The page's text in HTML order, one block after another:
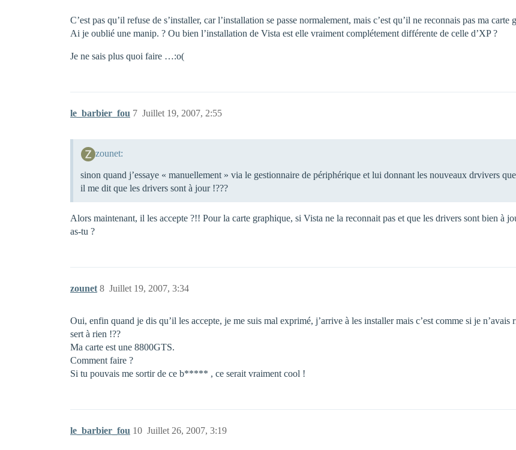
C’est pas qu’il refuse de s’installer, car l’installation se passe normalement, mais c’est qu’il ne reconnais pas ma carte
Ai je oublié une manip. ? Ou bien l’installation de Vista est elle vraiment complétement différente de celle d’XP ?
Je ne sais plus quoi faire …:o(
le_barbier_fou Juillet 19, 2007, 2:55
7
zounet:
sinon quand j’essaye « manuellement » via le gestionnaire de périphérique et lui donnant les nouveaux drvivers
il me dit que les drivers sont à jour !???
Alors maintenant, il les accepte ?!! Pour la carte graphique, si Vista ne la reconnait pas et que les drivers sont bien à
as-tu ?
zounet Juillet 19, 2007, 3:34
8
Oui, enfin quand je dis qu’il les accepte, je me suis mal exprimé, j’arrive à les installer mais c’est comme si je
sert à rien !??
Ma carte est une 8800GTS.
Comment faire ?
Si tu pouvais me sortir de ce b***** , ce serait vraiment cool !
le_barbier_fou Juillet 26, 2007, 3:19
10